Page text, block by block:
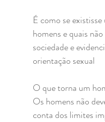
É como se
homens e quais
sociedade e
orientação sexual
O que torna um
Os homens não
conta dos limites